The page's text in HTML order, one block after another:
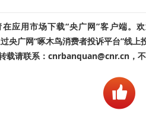
应用市场下载“央广网”客户端。
央广网“啄木鸟消费者投诉平台”线上
载请联系：cnrbanquan@cnr.cn，不